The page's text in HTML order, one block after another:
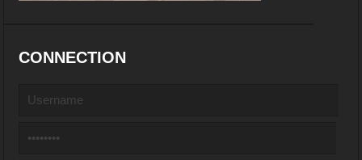
CONNECTION